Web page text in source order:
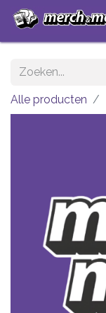
Alle producten